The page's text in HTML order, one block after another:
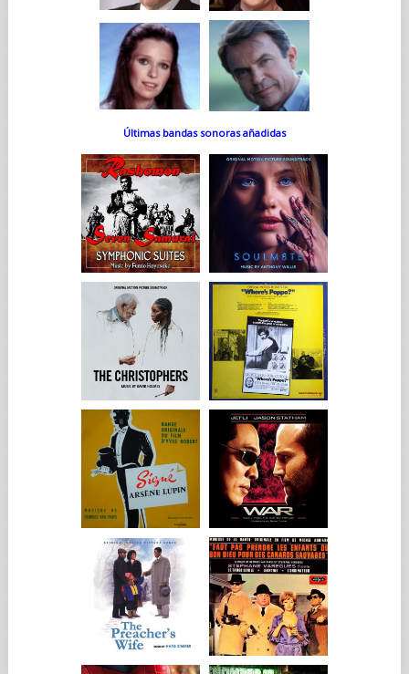
Últimas bandas sonoras añadidas